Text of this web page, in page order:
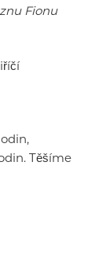
Fionu
Těšíme